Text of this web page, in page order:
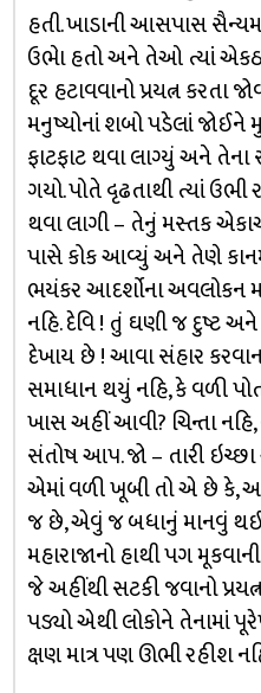
હતી. ખાડાની આસપાસ
ઉભેા હતો અને તેઓ ત્યાં
દૂર હટાવવાનો પ્રયત્ન કરતા
મનુષ્યોનાં શબો પડેલાં
ફાટફાટ થવા લાગ્યું અને તેના
ગયો. પોતે દૃઢતાથી ત્યાં
થવા લાગી – તેનું મસ્તક
પાસે કોક આવ્યું અને તેણે
ભયંકર આદર્શોના
નહિ. દેવિ ! તું ઘણી જ દુષ્ટ
દેખાય છે ! આવા સંહાર
સમાધાન થયું નહિ, કે વળી
ખાસ અહીં આવી? ચિન્તા
સંતોષ આ૫. જો – તારી
એમાં વળી ખૂબી તો એ છે કે, આ
જ છે, એવું જ બધાનું માનવું
મહારાજાનો હાથી પગ
જે અહીંથી સટકી જવાનો
પડ્યો એથી લોકોને તેનામાં
ક્ષણ માત્ર પણ ઊભી રહીશ